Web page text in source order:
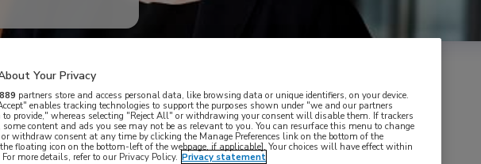
Your Privacy
889 partners store and access personal data, like browsing data or unique identifiers, on your device.
enables tracking technologies to support the purposes shown under "we and our partners
to provide," whereas selecting "Reject All" or withdrawing your consent will disable them. If trackers
some content and ads you see may not be as relevant to you. You can resurface this menu to change
or withdraw consent at any time by clicking the Manage Preferences link on the bottom of the
floating icon on the bottom-left of the webpage, if applicable]. Your choices will have effect within
more details, refer to our Privacy Policy. Privacy statement